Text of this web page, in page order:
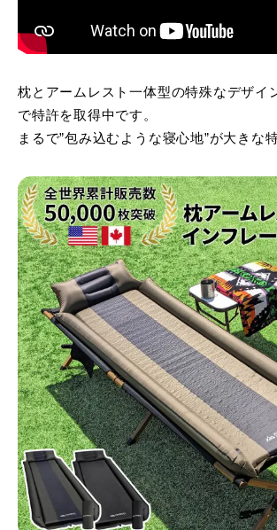
枕とアームレスト一体型の特殊なデザイ
で特許を取得中です。
まるで”包み込むような寝心地”が大きな